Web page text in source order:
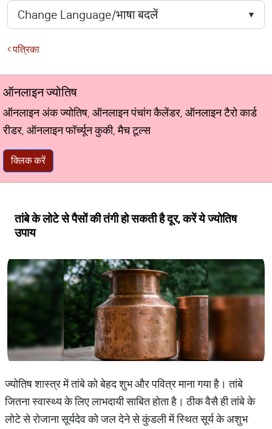
पत्रिका
ऑनलाइन ज्योतिष
ऑनलाइन अंक ज्योतिष, ऑनलाइन पंचांग कैलेंडर, ऑनलाइन टैरो कार्ड
रीडर, ऑनलाइन फॉर्च्यून कुकी, मैच टूल्स
क्लिक करें
तांबे के लोटे से पैसों की तंगी हो सकती है दूर, करें ये ज्योतिष
उपाय
ज्योतिष शास्त्र में तांबे को बेहद शुभ और पवित्र माना गया है। तांबे
जितना स्वास्थ्य के लिए लाभदायी साबित होता है। ठीक वैसै ही तांबे के
लोटे से रोजाना सूर्यदेव को जल देने से कुंडली में स्थित सूर्य के अशुभ